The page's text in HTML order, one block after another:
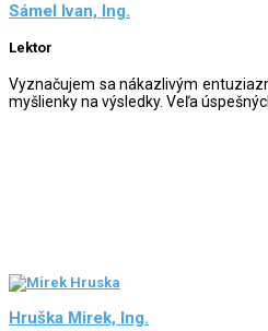
Sámel Ivan, Ing.
Lektor
Vyznačujem sa nákazlivým
myšlienky na výsledky. Veľa
Hruška Mirek, Ing.